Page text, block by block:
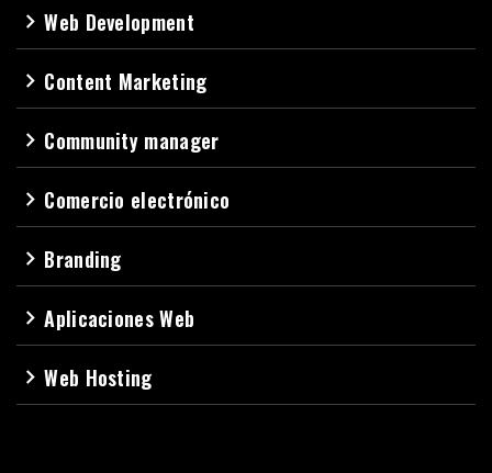
navigate_nextWeb Development
navigate_next Content Marketing
navigate_next Community manager
navigate_next Comercio electrónico
navigate_next Branding
navigate_nextAplicaciones Web
navigate_nextWeb Hosting